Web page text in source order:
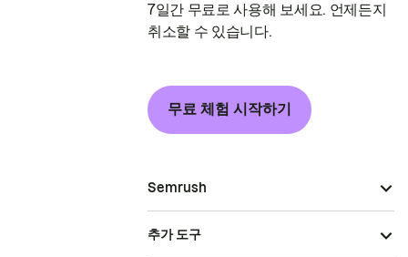
7일간 무료로 사용해 보세요. 언제든지
취소할 수 있습니다.
무료 체험 시작하기
Semrush
추가 도구